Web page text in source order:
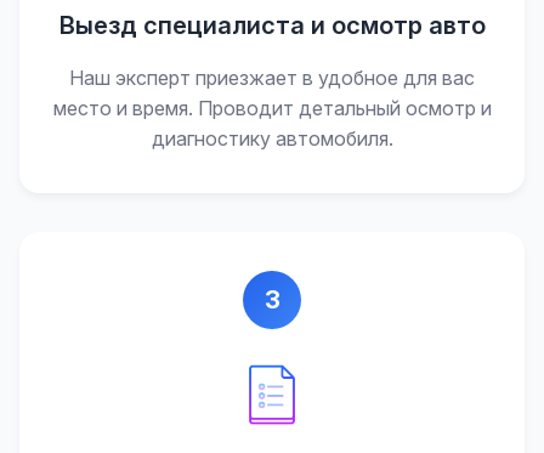
Выезд специалиста и осмотр авто
Наш эксперт приезжает в удобное для вас
место и время. Проводит детальный осмотр и
диагностику автомобиля.
3